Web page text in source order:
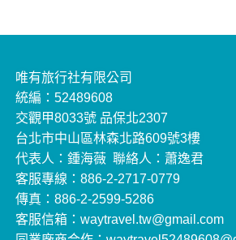
唯有旅行社有限公司
統編：52489608
交觀甲8033號 品保北2307
台北市中山區林森北路609號3樓
代表人：鍾海薇 聯絡人：蕭逸君
客服專線：886-2-2717-0779
傳真：886-2-2599-5286
客服信箱：waytravel.tw@gmail.com